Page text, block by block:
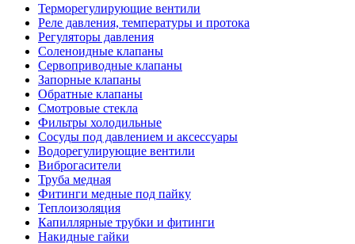
Терморегулирующие вентили
Реле давления, температуры и протока
Регуляторы давления
Соленоидные клапаны
Сервоприводные клапаны
Запорные клапаны
Обратные клапаны
Смотровые стекла
Фильтры холодильные
Сосуды под давлением и аксессуары
Водорегулирующие вентили
Виброгасители
Труба медная
Фитинги медные под пайку
Теплоизоляция
Капиллярные трубки и фитинги
Накидные гайки